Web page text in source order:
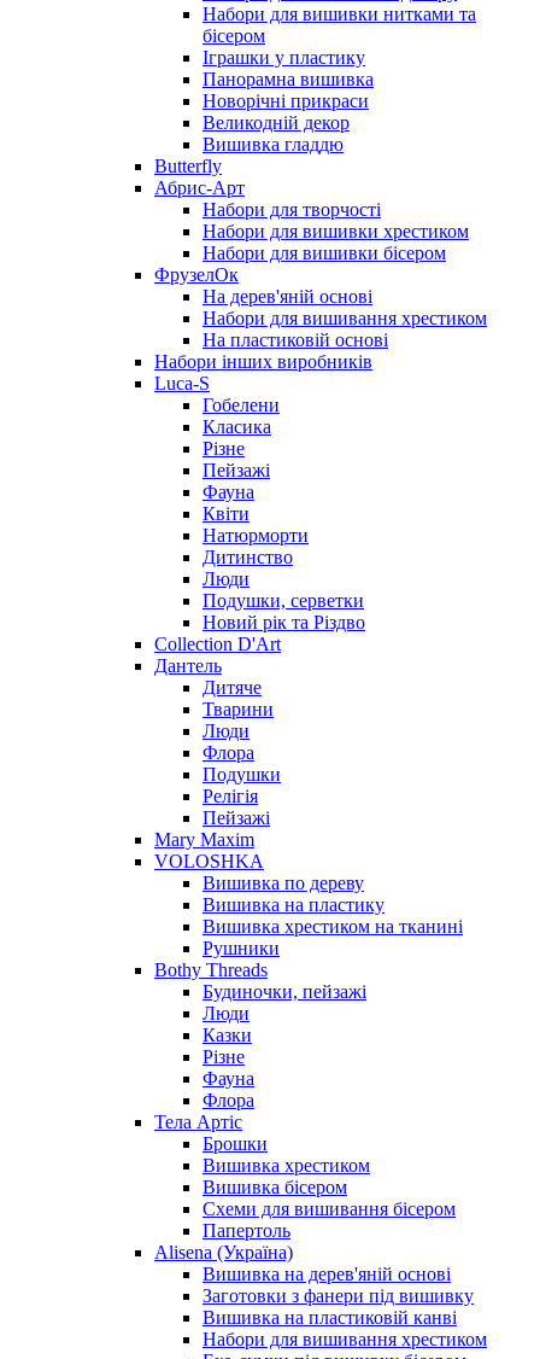
Набори для вишивки нитками та
бісером
Іграшки у пластику
Панорамна вишивка
Новорічні прикраси
Великодній декор
Вишивка гладдю
Butterfly
Абрис-Арт
Набори для творчості
Набори для вишивки хрестиком
Набори для вишивки бісером
ФрузелОк
На дерев'яній основі
Набори для вишивання хрестиком
На пластиковій основі
Набори інших виробників
Luca-S
Гобелени
Класика
Різне
Пейзажі
Фауна
Квіти
Натюрморти
Дитинство
Люди
Подушки, серветки
Новий рік та Різдво
Collection D'Art
Дантель
Дитяче
Тварини
Люди
Флора
Подушки
Релігія
Пейзажі
Mary Maxim
VOLOSHKA
Вишивка по дереву
Вишивка на пластику
Вишивка хрестиком на тканині
Рушники
Bothy Threads
Будиночки, пейзажі
Люди
Казки
Різне
Фауна
Флора
Тела Артіс
Брошки
Вишивка хрестиком
Вишивка бісером
Схеми для вишивання бісером
Папертоль
Alisena (Україна)
Вишивка на дерев'яній основі
Заготовки з фанери під вишивку
Вишивка на пластиковій канві
Набори для вишивання хрестиком